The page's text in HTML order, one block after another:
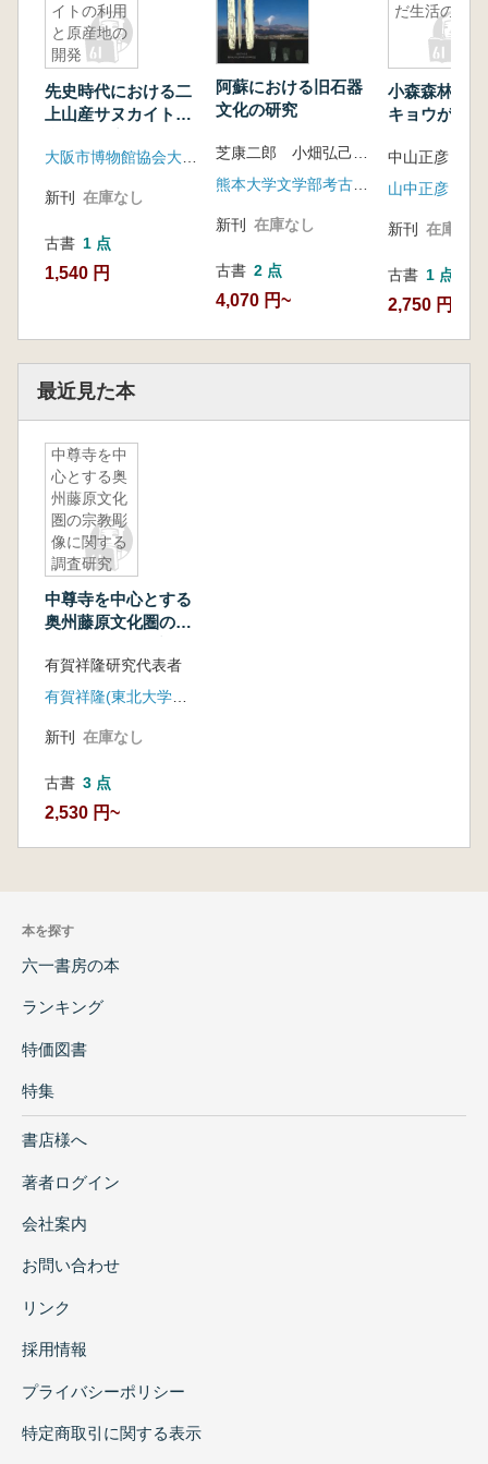
イトの利用
と原産地の
開発
先史時代における二
上山産サヌカイトの
新刊 在庫なし
古書 1 点
1,540 円
阿蘇における旧石器
文化の研究
芝康二郎 小畑弘己 編
熊本大学文学部考古学研究室
新刊 在庫なし
古書 2 点
4,070 円~
だ生活の轍
小森森林軌
キョウが刻
中山正彦
山中正彦
新刊 在庫なし
古書 1 点
2,750 円
最近見た本
中尊寺を中
心とする奥
州藤原文化
圏の宗教彫
像に関する
調査研究
中尊寺を中心とする
奥州藤原文化圏の宗
研究
有賀祥隆研究代表者
有賀祥隆(東北大学大学院文学研究科)
新刊 在庫なし
古書 3 点
2,530 円~
本を探す
六一書房の本
ランキング
特価図書
特集
書店様へ
著者ログイン
会社案内
お問い合わせ
リンク
採用情報
プライバシーポリシー
特定商取引に関する表示